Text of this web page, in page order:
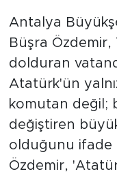
Antalya
Büşra Özdemir,
dolduran
Atatürk'ün
komutan değil;
değiştiren
olduğunu ifade
Özdemir,